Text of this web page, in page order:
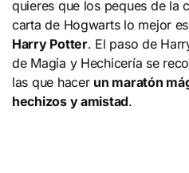
quieres que los peques de la
carta de Hogwarts lo mejor
Harry Potter. El paso de
de Magia y Hechicería se
las que hacer un maratón
hechizos y amistad.